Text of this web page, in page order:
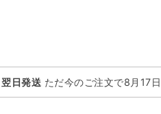
日発送 ただ今のご注文で8月17日